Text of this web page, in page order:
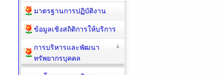
มาตรฐานการปฏิบัติงาน
ข้อมูลเชิงสถิติการให้บริการ
การบริหารและพัฒนา
ทรัพยากรบุคคล